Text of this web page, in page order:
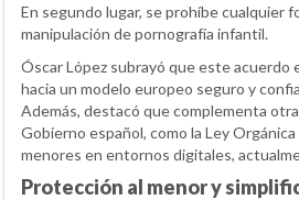
En segundo lugar, se prohíbe cualquier
manipulación de pornografía infantil.
Óscar López subrayó que este acuerdo
hacia un modelo europeo seguro y
Además, destacó que complementa
Gobierno español, como la Ley
menores en entornos digitales,
Protección al menor y